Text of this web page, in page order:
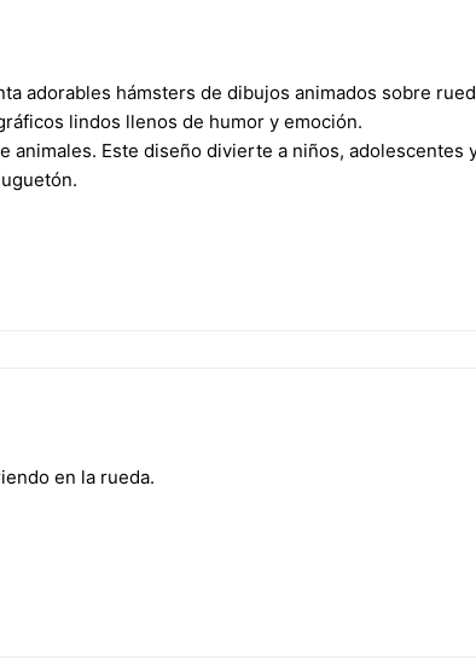
adorables hámsters de dibujos animados sobre
lindos llenos de humor y emoción.
Este diseño divierte a niños, adolescentes
en la rueda.